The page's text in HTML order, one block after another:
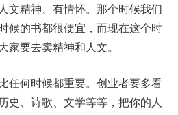
文精神、有情怀。那个时候我们
候的书都很便宜，而现在这个时
家要去卖精神和人文。
任何时候都重要。创业者要多看
史、诗歌、文学等等，把你的人